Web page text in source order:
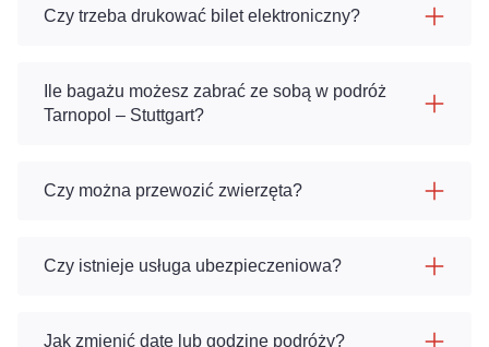
Czy trzeba drukować bilet elektroniczny?
Ile bagażu możesz zabrać ze sobą w podróż
Tarnopol – Stuttgart?
Czy można przewozić zwierzęta?
Czy istnieje usługa ubezpieczeniowa?
Jak zmienić datę lub godzinę podróży?